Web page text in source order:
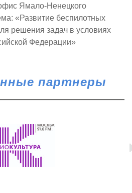
Ямало-Ненецкого
«Развитие беспилотных
решения задач в условиях
Федерации»
партнеры